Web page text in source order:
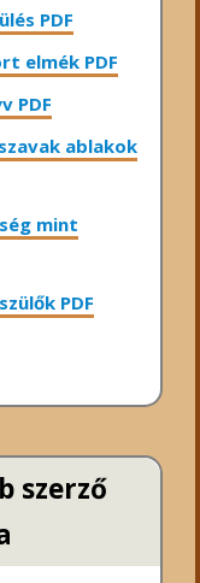
PDF
elmék PDF
PDF
ablakok
mint
PDF
szerző